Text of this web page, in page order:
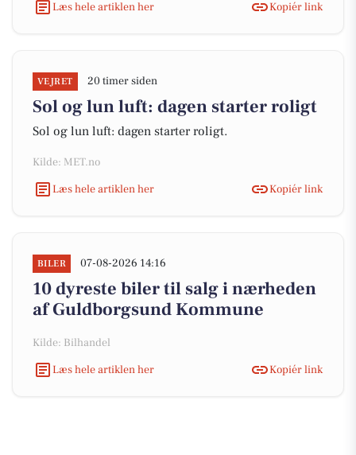
Læs hele artiklen her
Kopiér link
VEJRET 20 timer siden
Sol og lun luft: dagen starter roligt
Sol og lun luft: dagen starter roligt.
Kilde: MET.no
Læs hele artiklen her
Kopiér link
BILER 07-08-2026 14:16
10 dyreste biler til salg i nærheden
af Guldborgsund Kommune
Kilde: Bilhandel
Læs hele artiklen her
Kopiér link